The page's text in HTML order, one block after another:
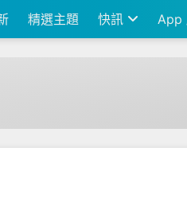
精選主題 快訊 App
版必備 Android / iOS